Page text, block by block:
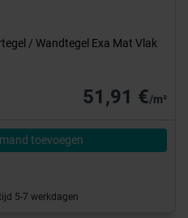
/ Wandtegel Exa Mat Vlak
51,91 €/m²
toevoegen
5-7 werkdagen